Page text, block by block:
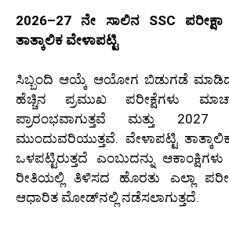
2026–27 ನೇ ಸಾಲಿನ SSC
ತಾತ್ಕಾಲಿಕ ವೇಳಾಪಟ್ಟಿ
ಸಿಬ್ಬಂದಿ ಆಯ್ಕೆ ಆಯೋಗ ಬಿಡುಗಡೆ ಮಾಡಿದ
ಹೆಚ್ಚಿನ ಪ್ರಮುಖ ಪರೀಕ್ಷೆಗಳು
ಪ್ರಾರಂಭವಾಗುತ್ತವೆ ಮತ್ತು
ಮುಂದುವರಿಯುತ್ತವೆ. ವೇಳಾಪಟ್ಟಿ
ಒಳಪಟ್ಟಿರುತ್ತದೆ ಎಂಬುದನ್ನು
ರೀತಿಯಲ್ಲಿ ತಿಳಿಸದ ಹೊರತು ಎಲ್ಲಾ
ಆಧಾರಿತ ಮೋಡ್‌ನಲ್ಲಿ ನಡೆಸಲಾಗುತ್ತದೆ.